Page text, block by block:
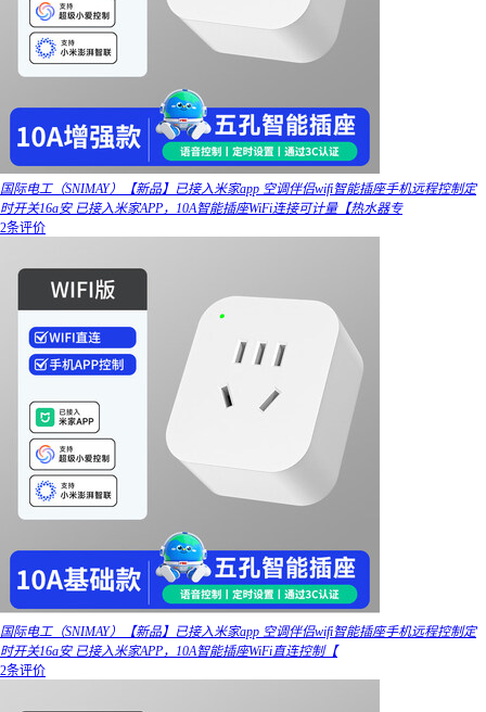
国际电工（SNIMAY）【新品】已接入米家app 空调伴侣wifi智能插座手机远程控制定
时开关16a安 已接入米家APP，10A智能插座WiFi连接可计量【热水器专
2条评价
国际电工（SNIMAY）【新品】已接入米家app 空调伴侣wifi智能插座手机远程控制定
时开关16a安 已接入米家APP，10A智能插座WiFi直连控制【
2条评价